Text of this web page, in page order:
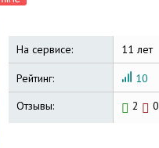
На сервисе: 11 лет
Рейтинг:
10
Отзывы:
2 0